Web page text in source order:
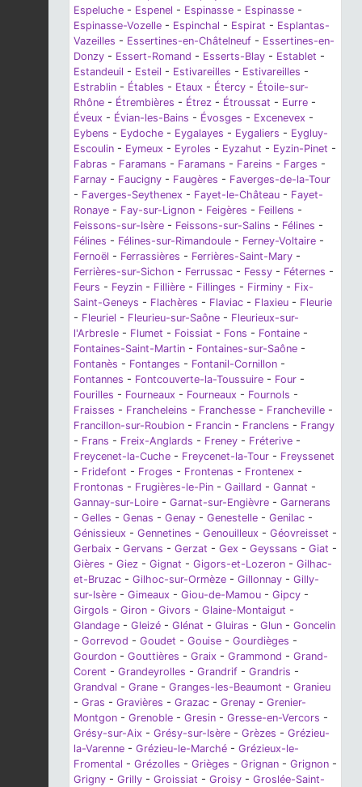
Espeluche - Espenel - Espinasse - Espinasse -
Espinasse-Vozelle - Espinchal - Espirat - Esplantas-
Vazeilles - Essertines-en-Châtelneuf - Essertines-en-
Donzy - Essert-Romand - Esserts-Blay - Establet -
Estandeuil - Esteil - Estivareilles - Estivareilles -
Estrablin - Étables - Etaux - Étercy - Étoile-sur-
Rhône - Étrembières - Étrez - Étroussat - Eurre -
Éveux - Évian-les-Bains - Évosges - Excenevex -
Eybens - Eydoche - Eygalayes - Eygaliers - Eygluy-
Escoulin - Eymeux - Eyroles - Eyzahut - Eyzin-Pinet -
Fabras - Faramans - Faramans - Fareins - Farges -
Farnay - Faucigny - Faugères - Faverges-de-la-Tour
- Faverges-Seythenex - Fayet-le-Château - Fayet-
Ronaye - Fay-sur-Lignon - Feigères - Feillens -
Feissons-sur-Isère - Feissons-sur-Salins - Félines -
Félines - Félines-sur-Rimandoule - Ferney-Voltaire -
Fernoël - Ferrassières - Ferrières-Saint-Mary -
Ferrières-sur-Sichon - Ferrussac - Fessy - Féternes -
Feurs - Feyzin - Fillière - Fillinges - Firminy - Fix-
Saint-Geneys - Flachères - Flaviac - Flaxieu - Fleurie
- Fleuriel - Fleurieu-sur-Saône - Fleurieux-sur-
l'Arbresle - Flumet - Foissiat - Fons - Fontaine -
Fontaines-Saint-Martin - Fontaines-sur-Saône -
Fontanès - Fontanges - Fontanil-Cornillon -
Fontannes - Fontcouverte-la-Toussuire - Four -
Fourilles - Fourneaux - Fourneaux - Fournols -
Fraisses - Francheleins - Franchesse - Francheville -
Francillon-sur-Roubion - Francin - Franclens - Frangy
- Frans - Freix-Anglards - Freney - Fréterive -
Freycenet-la-Cuche - Freycenet-la-Tour - Freyssenet
- Fridefont - Froges - Frontenas - Frontenex -
Frontonas - Frugières-le-Pin - Gaillard - Gannat -
Gannay-sur-Loire - Garnat-sur-Engièvre - Garnerans
- Gelles - Genas - Genay - Genestelle - Genilac -
Génissieux - Gennetines - Genouilleux - Géovreisset -
Gerbaix - Gervans - Gerzat - Gex - Geyssans - Giat -
Gières - Giez - Gignat - Gigors-et-Lozeron - Gilhac-
et-Bruzac - Gilhoc-sur-Ormèze - Gillonnay - Gilly-
sur-Isère - Gimeaux - Giou-de-Mamou - Gipcy -
Girgols - Giron - Givors - Glaine-Montaigut -
Glandage - Gleizé - Glénat - Gluiras - Glun - Goncelin
- Gorrevod - Goudet - Gouise - Gourdièges -
Gourdon - Gouttières - Graix - Grammond - Grand-
Corent - Grandeyrolles - Grandrif - Grandris -
Grandval - Grane - Granges-les-Beaumont - Granieu
- Gras - Gravières - Grazac - Grenay - Grenier-
Montgon - Grenoble - Gresin - Gresse-en-Vercors -
Grésy-sur-Aix - Grésy-sur-Isère - Grèzes - Grézieu-
la-Varenne - Grézieu-le-Marché - Grézieux-le-
Fromental - Grézolles - Grièges - Grignan - Grignon -
Grigny - Grilly - Groissiat - Groisy - Groslée-Saint-